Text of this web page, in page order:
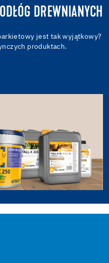
DREWNIANYCH
jest tak wyjątkowy?
produktach.